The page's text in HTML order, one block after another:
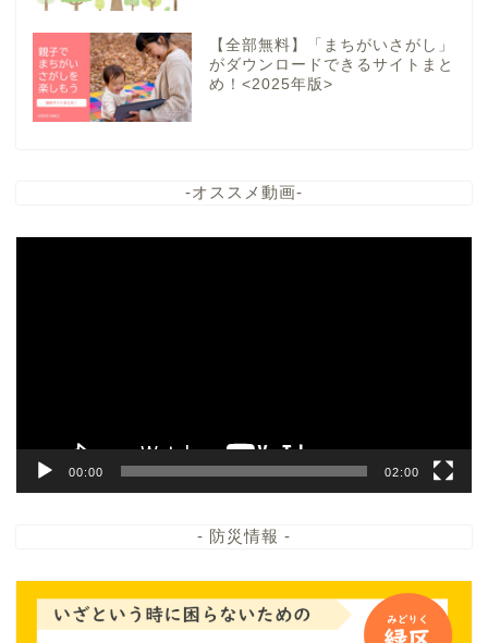
【全部無料】「まちがいさがし」
がダウンロードできるサイトまと
め！<2025年版>
-オススメ動画-
00:00 02:00
- 防災情報 -